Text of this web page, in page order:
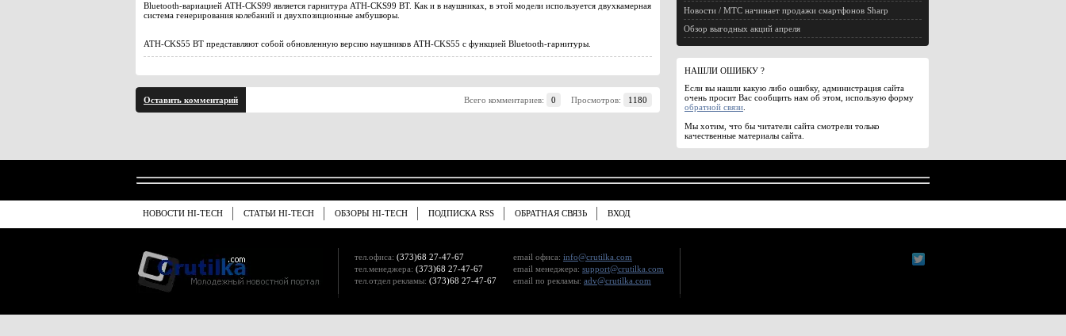
Bluetooth-вариацией ATH-CKS99 является гарнитура ATH-CKS99 BT. Как и в наушниках, в этой модели используется двухкамерная
система генерирования колебаний и двухпозиционные амбушюры.
ATH-CKS55 BT представляют собой обновленную версию наушников ATH-CKS55 с функцией Bluetooth-гарнитуры.
Оставить комментарий Всего комментариев: 0 Просмотров: 1180
Новости / МТС начинает продажи смартфонов Sharp
Обзор выгодных акций апреля
НАШЛИ ОШИБКУ ?
Если вы нашли какую либо ошибку, администрация сайта
очень просит Вас сообщить нам об этом, использую форму
обратной связи
Мы хотим, что бы читатели сайта смотрели только
качественные материалы сайта.
НОВОСТИ HI-TECH СТАТЬИ HI-TECH ОБЗОРЫ HI-TECH ПОДПИСКА RSS ОБРАТНАЯ СВЯЗЬ ВХОД
тел.офиса: (373)68 27-47-67
тел.менеджера: (373)68 27-47-67
тел.отдел рекламы: (373)68 27-47-67
email офиса: info@crutilka.com
email менеджера: support@crutilka.com
email по рекламы: adv@crutilka.com